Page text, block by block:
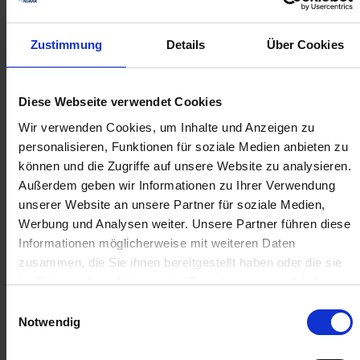
Zustimmung Details Über Cookies
Diese Webseite verwendet Cookies
Wir verwenden Cookies, um Inhalte und Anzeigen zu
personalisieren, Funktionen für soziale Medien anbieten zu
können und die Zugriffe auf unsere Website zu analysieren.
Außerdem geben wir Informationen zu Ihrer Verwendung
unserer Website an unsere Partner für soziale Medien,
Werbung und Analysen weiter. Unsere Partner führen diese
Informationen möglicherweise mit weiteren Daten
zusammen, die Sie ihnen bereitgestellt haben oder die sie
im Rahmen Ihrer Nutzung der Dienste gesammelt haben.
Notwendig
IN DEN
IN DEN
Anmelden für Ihren persönlichen Preis
78,16 € / St
78,16 €pro 1 Stück
93,01 €
inkl. 19% MwSt.,zzgl. Versandkosten
Lieferung voraussichtlich ab Donnerstag, 13. August 2026